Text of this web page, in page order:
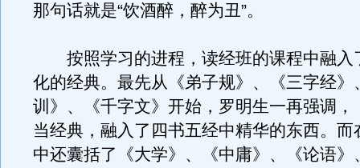
那句话就是“饮酒醉，醉为丑”。
按照学习的进程，读经班的课程中融入
化的经典。最先从《弟子规》、《三字经》
训》、《千字文》开始，罗明生一再强调，
当经典，融入了四书五经中精华的东西。而
中还囊括了《大学》、《中庸》、《论语》